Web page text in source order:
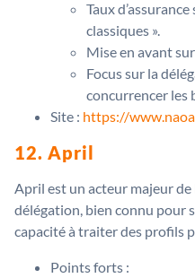
Taux
classiques ».
Mise en avant
Focus sur la
concurrencer les
Site : https://
12. April
April est un acteur majeur de
délégation, bien connu pour
capacité à traiter des profils
Points forts :